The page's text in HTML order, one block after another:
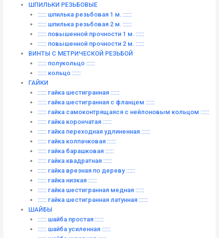
ШПИЛЬКИ РЕЗЬБОВЫЕ
:::::: шпилька резьбовая 1 м. ::::::
:::::: шпилька резьбовая 2 м. ::::::
:::::: повышенной прочности 1 м. ::::::
:::::: повышенной прочности 2 м. ::::::
ВИНТЫ C МЕТРИЧЕСКОЙ РЕЗЬБОЙ
:::::: полукольцо ::::::
:::::: кольцо ::::::
ГАЙКИ
:::::: гайка шестигранная ::::::
:::::: гайка шестигранная с фланцем ::::::
:::::: гайка самоконтрящаяся с нейлоновым кольцом ::::::
:::::: гайка корончатая ::::::
:::::: гайка переходная удлиненная ::::::
:::::: гайка колпачковая ::::::
:::::: гайка барашковая ::::::
:::::: гайка квадратная ::::::
:::::: гайка врезная по дереву ::::::
:::::: гайка низкая ::::::
:::::: гайка шестигранная медная ::::::
:::::: гайка шестигранная латунная ::::::
ШАЙБЫ
:::::: шайба простая ::::::
:::::: шайба усиленная ::::::